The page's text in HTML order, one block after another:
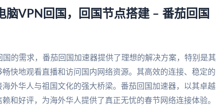
VPN回国，回国节点搭建 – 番茄回国
的需求，番茄回国加速器提供了理想的解决方案，特别是其
快地观看直播和访问国内网络资源。其高效的连接、稳定的
外华人与祖国文化的强大桥梁。番茄回国加速器，以其卓越
和好评，为海外华人提供了真正无忧的春节网络连接体验。